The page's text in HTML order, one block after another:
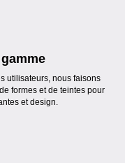
utilisateurs, nous faisons
formes et de teintes pour
et design.